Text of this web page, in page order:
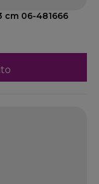
cm 06-481666